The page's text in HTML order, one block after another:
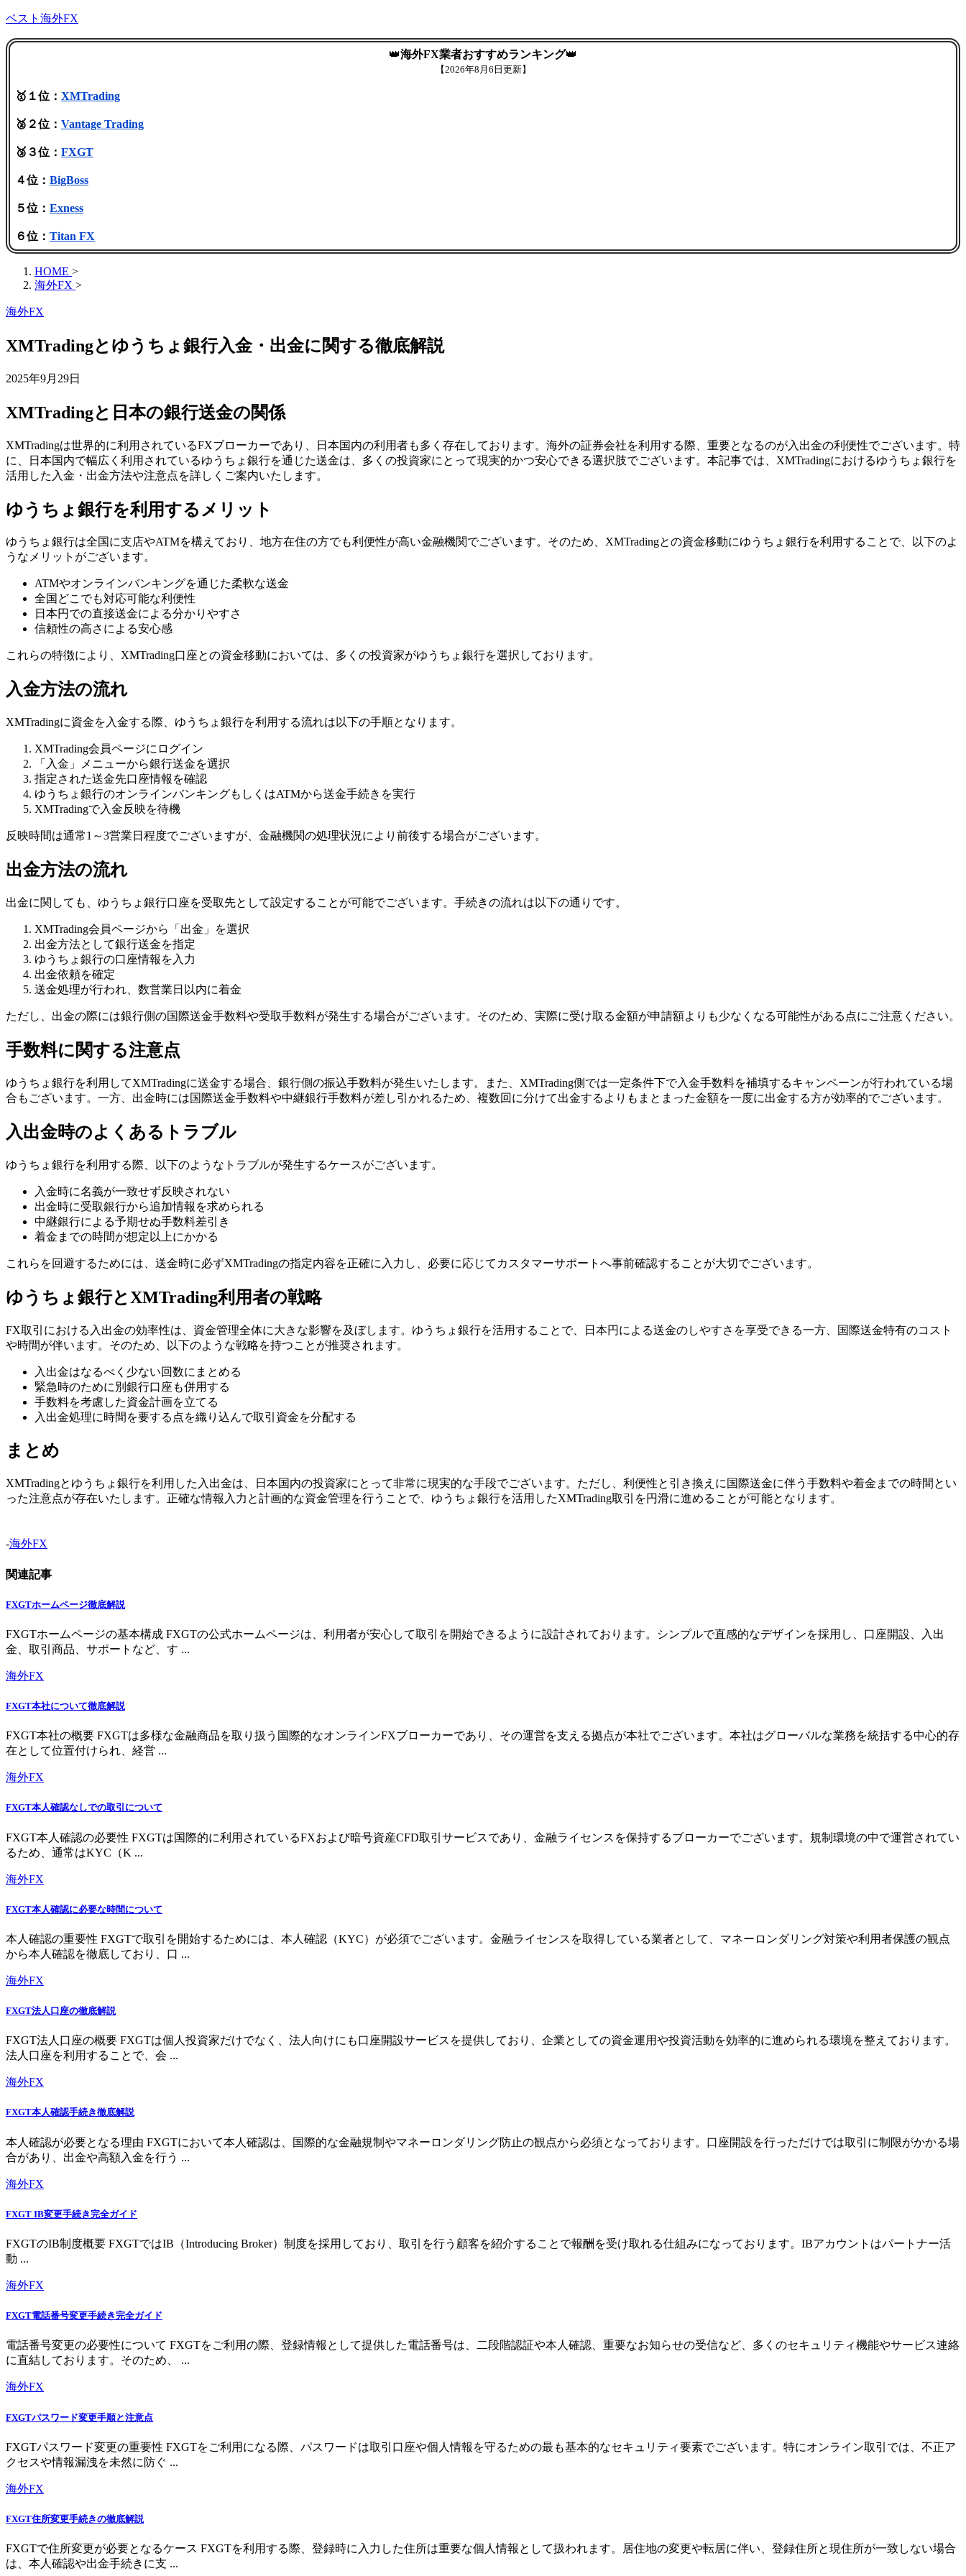
ベスト海外FX
👑海外FX業者おすすめランキング👑
【2026年8月6日更新】
🥇１位： XMTrading
🥈２位： Vantage Trading
🥉３位： FXGT
４位： BigBoss
５位： Exness
６位： Titan FX
HOME >
海外FX >
海外FX
XMTradingとゆうちょ銀行入金・出金に関する徹底解説
2025年9月29日
XMTradingと日本の銀行送金の関係
XMTradingは世界的に利用されているFXブローカーであり、日本国内の利用者も多く存在しております。海外の証券会社を利用する際、重要となるのが入出金の利便性でございます。特
に、日本国内で幅広く利用されているゆうちょ銀行を通じた送金は、多くの投資家にとって現実的かつ安心できる選択肢でございます。本記事では、XMTradingにおけるゆうちょ銀行を
活用した入金・出金方法や注意点を詳しくご案内いたします。
ゆうちょ銀行を利用するメリット
ゆうちょ銀行は全国に支店やATMを構えており、地方在住の方でも利便性が高い金融機関でございます。そのため、XMTradingとの資金移動にゆうちょ銀行を利用することで、以下のよ
うなメリットがございます。
ATMやオンラインバンキングを通じた柔軟な送金
全国どこでも対応可能な利便性
日本円での直接送金による分かりやすさ
信頼性の高さによる安心感
これらの特徴により、XMTrading口座との資金移動においては、多くの投資家がゆうちょ銀行を選択しております。
入金方法の流れ
XMTradingに資金を入金する際、ゆうちょ銀行を利用する流れは以下の手順となります。
XMTrading会員ページにログイン
「入金」メニューから銀行送金を選択
指定された送金先口座情報を確認
ゆうちょ銀行のオンラインバンキングもしくはATMから送金手続きを実行
XMTradingで入金反映を待機
反映時間は通常1～3営業日程度でございますが、金融機関の処理状況により前後する場合がございます。
出金方法の流れ
出金に関しても、ゆうちょ銀行口座を受取先として設定することが可能でございます。手続きの流れは以下の通りです。
XMTrading会員ページから「出金」を選択
出金方法として銀行送金を指定
ゆうちょ銀行の口座情報を入力
出金依頼を確定
送金処理が行われ、数営業日以内に着金
ただし、出金の際には銀行側の国際送金手数料や受取手数料が発生する場合がございます。そのため、実際に受け取る金額が申請額よりも少なくなる可能性がある点にご注意ください。
手数料に関する注意点
ゆうちょ銀行を利用してXMTradingに送金する場合、銀行側の振込手数料が発生いたします。また、XMTrading側では一定条件下で入金手数料を補填するキャンペーンが行われている場
合もございます。一方、出金時には国際送金手数料や中継銀行手数料が差し引かれるため、複数回に分けて出金するよりもまとまった金額を一度に出金する方が効率的でございます。
入出金時のよくあるトラブル
ゆうちょ銀行を利用する際、以下のようなトラブルが発生するケースがございます。
入金時に名義が一致せず反映されない
出金時に受取銀行から追加情報を求められる
中継銀行による予期せぬ手数料差引き
着金までの時間が想定以上にかかる
これらを回避するためには、送金時に必ずXMTradingの指定内容を正確に入力し、必要に応じてカスタマーサポートへ事前確認することが大切でございます。
ゆうちょ銀行とXMTrading利用者の戦略
FX取引における入出金の効率性は、資金管理全体に大きな影響を及ぼします。ゆうちょ銀行を活用することで、日本円による送金のしやすさを享受できる一方、国際送金特有のコスト
や時間が伴います。そのため、以下のような戦略を持つことが推奨されます。
入出金はなるべく少ない回数にまとめる
緊急時のために別銀行口座も併用する
手数料を考慮した資金計画を立てる
入出金処理に時間を要する点を織り込んで取引資金を分配する
まとめ
XMTradingとゆうちょ銀行を利用した入出金は、日本国内の投資家にとって非常に現実的な手段でございます。ただし、利便性と引き換えに国際送金に伴う手数料や着金までの時間とい
った注意点が存在いたします。正確な情報入力と計画的な資金管理を行うことで、ゆうちょ銀行を活用したXMTrading取引を円滑に進めることが可能となります。
-海外FX
関連記事
FXGTホームページ徹底解説
FXGTホームページの基本構成 FXGTの公式ホームページは、利用者が安心して取引を開始できるように設計されております。シンプルで直感的なデザインを採用し、口座開設、入出
金、取引商品、サポートなど、す ...
海外FX
FXGT本社について徹底解説
FXGT本社の概要 FXGTは多様な金融商品を取り扱う国際的なオンラインFXブローカーであり、その運営を支える拠点が本社でございます。本社はグローバルな業務を統括する中心的存
在として位置付けられ、経営 ...
海外FX
FXGT本人確認なしでの取引について
FXGT本人確認の必要性 FXGTは国際的に利用されているFXおよび暗号資産CFD取引サービスであり、金融ライセンスを保持するブローカーでございます。規制環境の中で運営されてい
るため、通常はKYC（K ...
海外FX
FXGT本人確認に必要な時間について
本人確認の重要性 FXGTで取引を開始するためには、本人確認（KYC）が必須でございます。金融ライセンスを取得している業者として、マネーロンダリング対策や利用者保護の観点
から本人確認を徹底しており、口 ...
海外FX
FXGT法人口座の徹底解説
FXGT法人口座の概要 FXGTは個人投資家だけでなく、法人向けにも口座開設サービスを提供しており、企業としての資金運用や投資活動を効率的に進められる環境を整えております。
法人口座を利用することで、会 ...
海外FX
FXGT本人確認手続き徹底解説
本人確認が必要となる理由 FXGTにおいて本人確認は、国際的な金融規制やマネーロンダリング防止の観点から必須となっております。口座開設を行っただけでは取引に制限がかかる場
合があり、出金や高額入金を行う ...
海外FX
FXGT IB変更手続き完全ガイド
FXGTのIB制度概要 FXGTではIB（Introducing Broker）制度を採用しており、取引を行う顧客を紹介することで報酬を受け取れる仕組みになっております。IBアカウントはパートナー活
動 ...
海外FX
FXGT電話番号変更手続き完全ガイド
電話番号変更の必要性について FXGTをご利用の際、登録情報として提供した電話番号は、二段階認証や本人確認、重要なお知らせの受信など、多くのセキュリティ機能やサービス連絡
に直結しております。そのため、 ...
海外FX
FXGTパスワード変更手順と注意点
FXGTパスワード変更の重要性 FXGTをご利用になる際、パスワードは取引口座や個人情報を守るための最も基本的なセキュリティ要素でございます。特にオンライン取引では、不正ア
クセスや情報漏洩を未然に防ぐ ...
海外FX
FXGT住所変更手続きの徹底解説
FXGTで住所変更が必要となるケース FXGTを利用する際、登録時に入力した住所は重要な個人情報として扱われます。居住地の変更や転居に伴い、登録住所と現住所が一致しない場合
は、本人確認や出金手続きに支 ...